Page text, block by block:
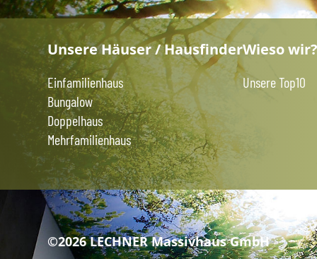
Unsere Häuser / Hausfinder
Einfamilienhaus
Bungalow
Doppelhaus
Mehrfamilienhaus
Wieso wir?
Unsere Top10
©2026 LECHNER Massivhaus GmbH